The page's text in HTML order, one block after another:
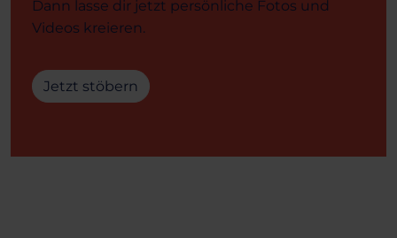
Dann lasse dir jetzt persönliche Fotos und
Videos kreieren.
Jetzt stöbern